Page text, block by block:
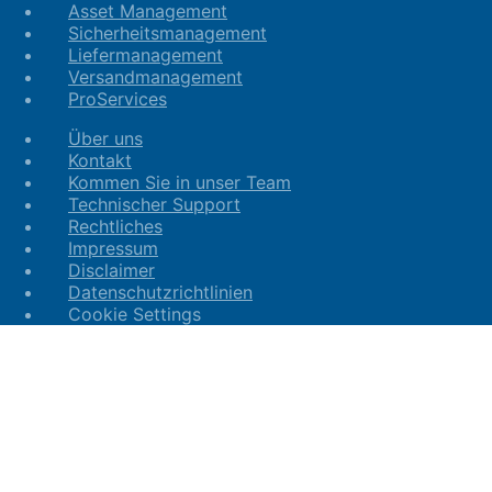
Asset Management
Sicherheitsmanagement
Liefermanagement
Versandmanagement
ProServices
Über uns
Kontakt
Kommen Sie in unser Team
Technischer Support
Rechtliches
Impressum
Disclaimer
Datenschutzrichtlinien
Cookie Settings